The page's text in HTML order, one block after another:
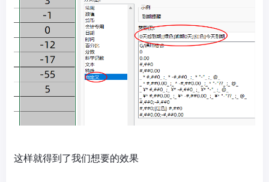
这样就得到了我们想要的效果